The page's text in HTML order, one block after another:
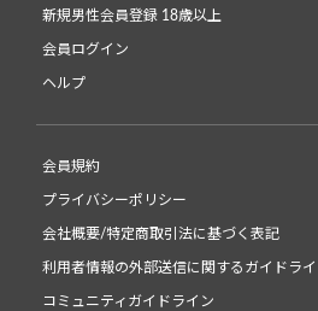
新規男性会員登録 18歳以上
会員ログイン
ヘルプ
会員規約
プライバシーポリシー
会社概要/特定商取引法に基づく表記
利用者情報の外部送信に関するガイドライ
コミュニティガイドライン